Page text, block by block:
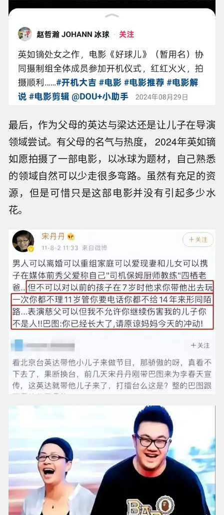
最后，作为父母的英达与梁达还是让儿子在导演
领域尝试。有父母的名气与热度， 2024年英如镝
如愿拍摄了一部电影，以冰球为题材，自己熟悉
的领域自然可以少走很多弯路。虽然有充足的资
源，但是可惜只是这部电影并没有引起多少水
花。